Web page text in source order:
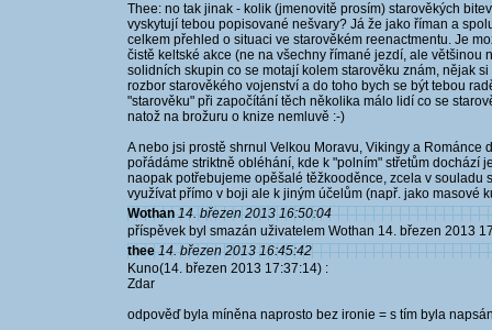
Thee: no tak jinak - kolik (jmenovitě prosím) starověkých
vyskytují tebou popisované nešvary? Já že jako říman a
celkem přehled o situaci ve starověkém reenactmentu. Je
čistě keltské akce (ne na všechny římané jezdí, ale většinou
solidních skupin co se motají kolem starověku znám, nějak
rozbor starověkého vojenství a do toho bych se být tebou
"starověku" při započítání těch několika málo lidí co se
natož na brožuru o knize nemluvě :-)
A nebo jsi prostě shrnul Velkou Moravu, Vikingy a Románce
pořádáme striktně obléhání, kde k "polním" střetům dochází
naopak potřebujeme opěšalé těžkooděnce, zcela v souladu
využívat přímo v boji ale k jiným účelům (např. jako masové
Wothan 14. březen 2013 16:50:04
příspěvek byl smazán uživatelem Wothan 14. březen 2013
thee 14. březen 2013 16:45:42
Kuno(14. březen 2013 17:37:14) :
Zdar
odpověď byla míněna naprosto bez ironie = s tím byla